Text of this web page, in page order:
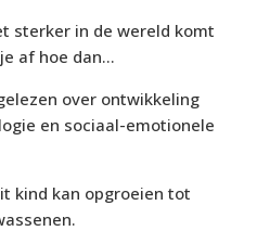
sterker in de wereld komt
af hoe dan...
over ontwikkeling
en sociaal-emotionele
kind kan opgroeien tot